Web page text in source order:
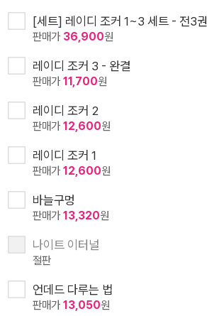
[세트] 레이디 조커 1~3 세트 - 전3권
판매가 36,900원
레이디 조커 3 - 완결
판매가11,700원
레이디 조커 2
판매가12,600원
레이디 조커 1
판매가12,600원
바늘구멍
판매가13,320원
나이트 이터널
절판
언데드 다루는 법
판매가13,050원